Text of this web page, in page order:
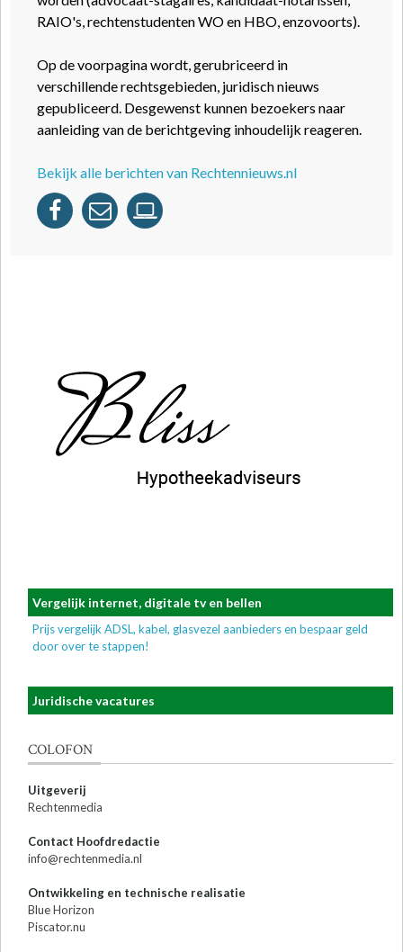
RAIO's, rechtenstudenten WO en HBO, enzovoorts).
Op de voorpagina wordt, gerubriceerd in
verschillende rechtsgebieden, juridisch nieuws
gepubliceerd. Desgewenst kunnen bezoekers naar
aanleiding van de berichtgeving inhoudelijk reageren.
Bekijk alle berichten van Rechtennieuws.nl
Vergelijk internet, digitale tv en bellen
Prijs vergelijk ADSL, kabel, glasvezel aanbieders en bespaar geld
door over te stappen!
Juridische vacatures
COLOFON
Uitgeverij
Rechtenmedia
Contact Hoofdredactie
info@rechtenmedia.nl
Ontwikkeling en technische realisatie
Blue Horizon
Piscator.nu